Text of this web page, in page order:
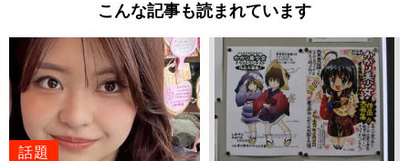
こんな記事も読まれています
話題